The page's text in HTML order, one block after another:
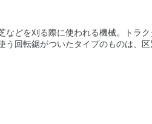
などを刈る際に使われる機械。トラ
う回転鋸がついたタイプのものは、